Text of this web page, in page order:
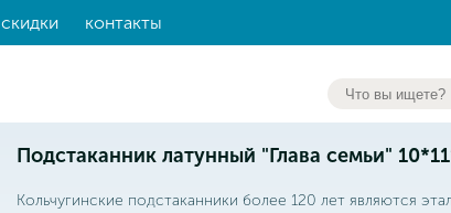
скидки контакты
Подстаканник латунный "Глава семьи"
Кольчугинские подстаканники более 120 лет являются